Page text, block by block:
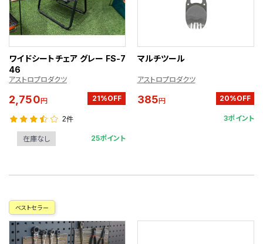
ワイドシートチェア グレー FS-7
46
アストロプロダクツ
2,750円 21%OFF
2件
在庫なし 25ポイント
マルチツール
アストロプロダクツ
385円 20%OFF
3ポイント
ベストセラー